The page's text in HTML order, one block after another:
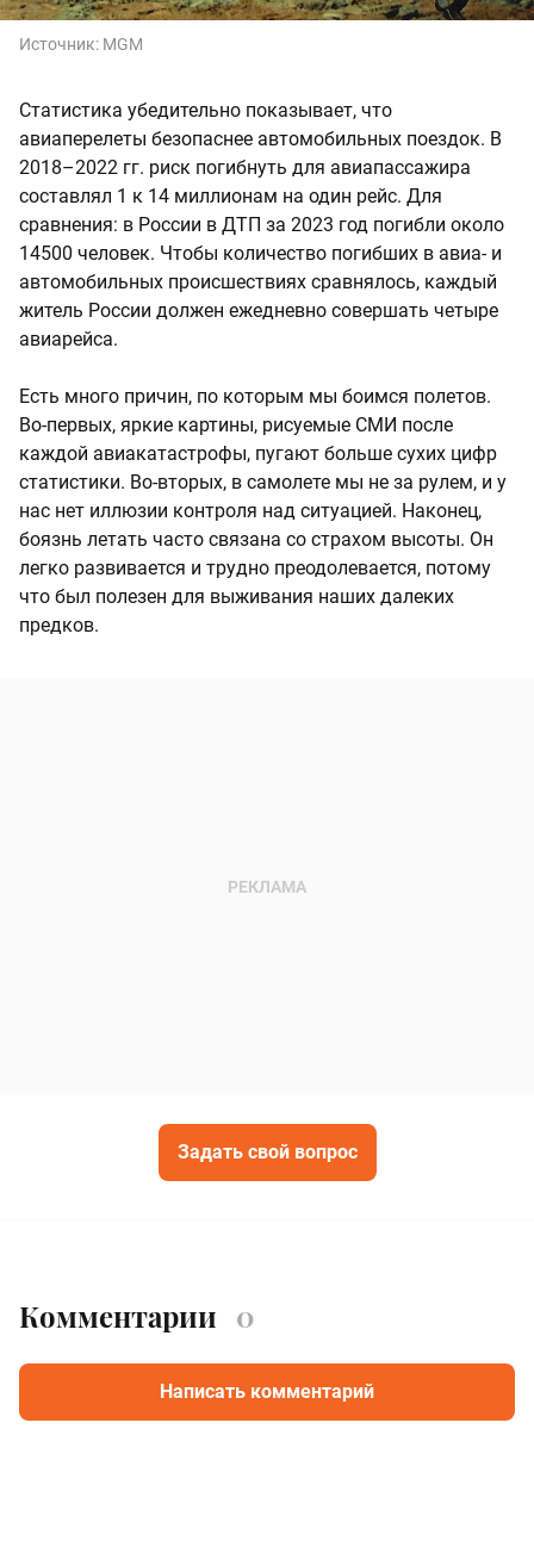
Источник: MGM
Статистика убедительно показывает, что
авиаперелеты безопаснее автомобильных поездок. В
2018–2022 гг. риск погибнуть для авиапассажира
составлял 1 к 14 миллионам на один рейс. Для
сравнения: в России в ДТП за 2023 год погибли около
14500 человек. Чтобы количество погибших в авиа- и
автомобильных происшествиях сравнялось, каждый
житель России должен ежедневно совершать четыре
авиарейса.
Есть много причин, по которым мы боимся полетов.
Во-первых, яркие картины, рисуемые СМИ после
каждой авиакатастрофы, пугают больше сухих цифр
статистики. Во-вторых, в самолете мы не за рулем, и у
нас нет иллюзии контроля над ситуацией. Наконец,
боязнь летать часто связана со страхом высоты. Он
легко развивается и трудно преодолевается, потому
что был полезен для выживания наших далеких
предков.
Задать свой вопрос
Комментарии 0
Написать комментарий